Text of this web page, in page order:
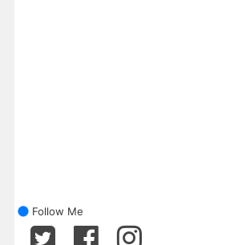
Follow Me